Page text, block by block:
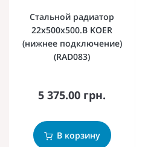
Стальной радиатор
22х500х500.B KOER
(нижнее подключение)
(RAD083)
5 375.00 грн.
В корзину